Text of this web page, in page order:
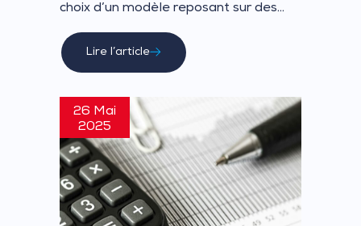
choix d’un modèle reposant sur des...
Lire l’article
26 Mai
2025